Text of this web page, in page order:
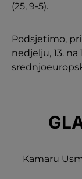
(25, 9-5).
Podsjetimo,
nedjelju, 13.
Kamaru